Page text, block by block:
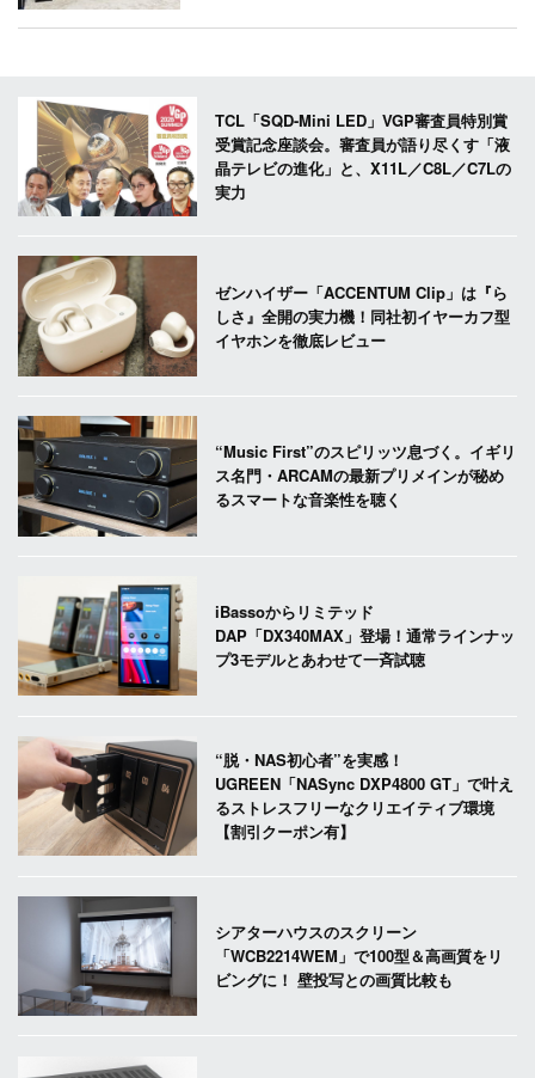
TCL「SQD-Mini LED」VGP審査員特別賞
受賞記念座談会。審査員が語り尽くす「液
晶テレビの進化」と、X11L／C8L／C7Lの
実力
ゼンハイザー「ACCENTUM Clip」は『ら
しさ』全開の実力機！同社初イヤーカフ型
イヤホンを徹底レビュー
“Music First”のスピリッツ息づく。イギリ
ス名門・ARCAMの最新プリメインが秘め
るスマートな音楽性を聴く
iBassoからリミテッド
DAP「DX340MAX」登場！通常ラインナッ
プ3モデルとあわせて一斉試聴
“脱・NAS初心者”を実感！
UGREEN「NASync DXP4800 GT」で叶え
るストレスフリーなクリエイティブ環境
【割引クーポン有】
シアターハウスのスクリーン
「WCB2214WEM」で100型＆高画質をリ
ビングに！ 壁投写との画質比較も